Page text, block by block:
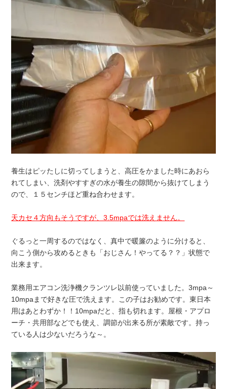
養生はピッたしに切ってしまうと、高圧をかました時にあおら
れてしまい、洗剤やすすぎの水が養生の隙間から抜けてしまう
ので、１５センチほど重ね合わせます。
天カセ４方向もそうですが、3.5mpaでは洗えません。
ぐるっと一周するのではなく、真中で暖簾のように分けると、
向こう側から攻めるときも「おじさん！やってる？？」状態で
出来ます。
業務用エアコン洗浄機クランツレ以前使っていました。3mpa～
10mpaまで好きな圧で洗えます。この子はお勧めです。東日本
用はあとわずか！！10mpaだと、指も切れます。屋根・アプロ
ーチ・共用部などでも使え、調節が出来る所が素敵です。持っ
ている人は少ないだろうな～。